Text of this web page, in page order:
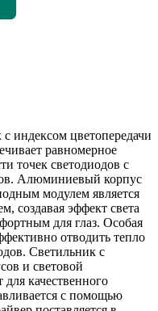
индексом цветопередачи
равномерное
точек светодиодов с
Алюминиевый корпус
модулем является
создавая эффект света
для глаз. Особая
отводить тепло
Светильник с
и световой
качественного
с помощью